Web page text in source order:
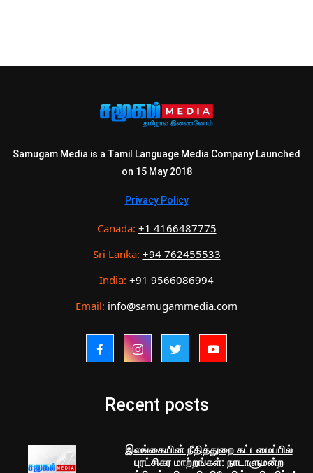
Samugam Media is a Tamil Language Media Company Launched
on 15 May 2018
Privacy Policy
Canada: +1 4166487775
Sri Lanka: +94 762455533
India: +91 9566086994
Email: info@samugammedia.com
Recent posts
இலங்கையின் நீதித்துறை கட்டமைப்பில்
புரட்சிகர மாற்றங்கள்: நாடாளுமன்ற